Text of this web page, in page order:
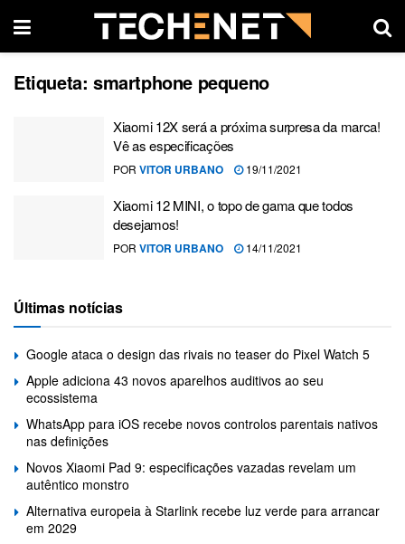
Etiqueta: smartphone pequeno
Xiaomi 12X será a próxima surpresa da marca!
Vê as especificações
POR VITOR URBANO 19/11/2021
Xiaomi 12 MINI, o topo de gama que todos
desejamos!
POR VITOR URBANO 14/11/2021
Últimas notícias
Google ataca o design das rivais no teaser do Pixel Watch 5
Apple adiciona 43 novos aparelhos auditivos ao seu
ecossistema
WhatsApp para iOS recebe novos controlos parentais nativos
nas definições
Novos Xiaomi Pad 9: especificações vazadas revelam um
autêntico monstro
Alternativa europeia à Starlink recebe luz verde para arrancar
em 2029